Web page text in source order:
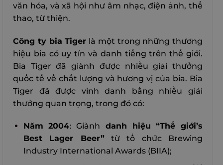
văn hóa, và xã hội như âm nhạc, điện ảnh, thể
thao, từ thiện.
Công ty bia Tiger là một trong những thương
hiệu bia có uy tín và danh tiếng trên thế giới.
Bia Tiger đã giành được nhiều giải thưởng
quốc tế về chất lượng và hương vị của bia. Bia
Tiger đã được vinh danh bằng nhiều giải
thưởng quan trọng, trong đó có:
Năm 2004: Giành danh hiệu “Thế giới’s
Best Lager Beer”từ tổ chức Brewing
Industry International Awards (BIIA);